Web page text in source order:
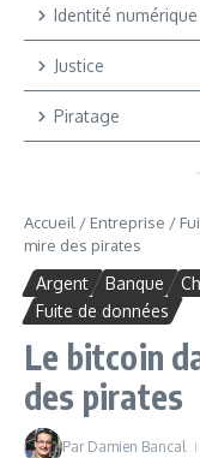
Identité numérique
Justice
Piratage
Accueil / Entreprise /
mire des pirates
Argent Banque
Fuite de données
Le bitcoin
des pirates
Par Damien Bancal